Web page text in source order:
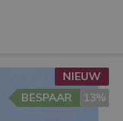
NIEUW
13%
BESPAAR